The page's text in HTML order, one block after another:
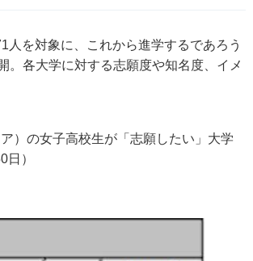
を対象に、これから進学するであろう
。各大学に対する志願度や知名度、イメ
）の女子高校生が「志願したい」大学
）